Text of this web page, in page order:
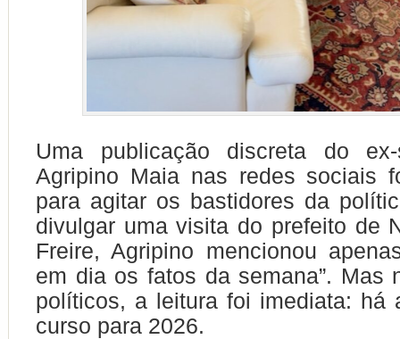
Uma publicação discreta do
Agripino Maia nas redes sociais
para agitar os bastidores da
divulgar uma visita do prefeito de
Freire, Agripino mencionou
em dia os fatos da semana”. Mas
políticos, a leitura foi imediata: há
curso para 2026.